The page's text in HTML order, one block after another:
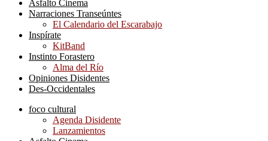
Asfalto Cinema
Narraciones Transeúntes
El Calendario del Escarabajo
Inspírate
KitBand
Instinto Forastero
Alma del Río
Opiniones Disidentes
Des-Occidentales
foco cultural
Agenda Disidente
Lanzamientos